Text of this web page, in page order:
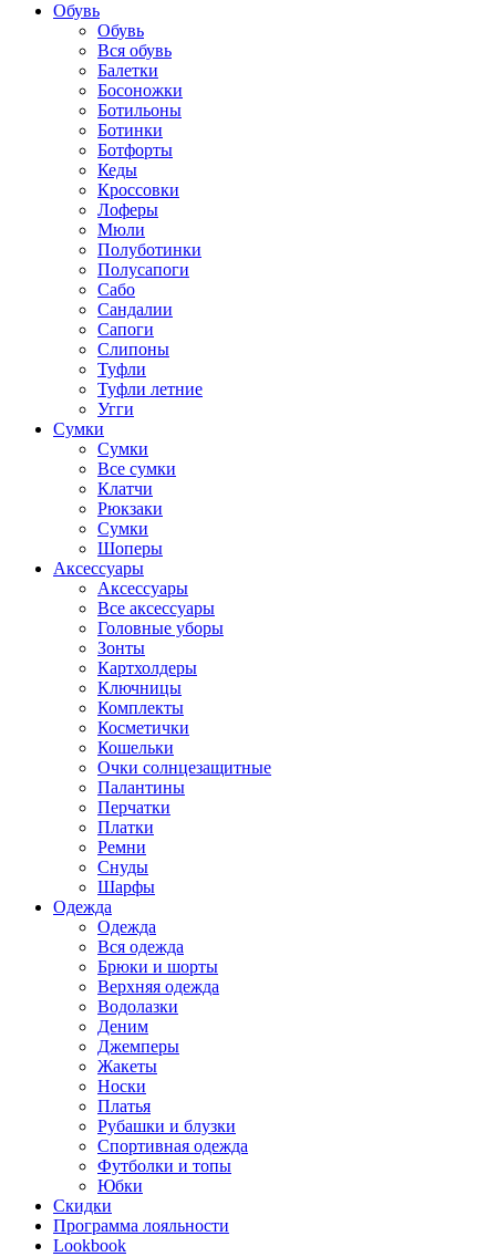
Обувь
Обувь
Вся обувь
Балетки
Босоножки
Ботильоны
Ботинки
Ботфорты
Кеды
Кроссовки
Лоферы
Мюли
Полуботинки
Полусапоги
Сабо
Сандалии
Сапоги
Слипоны
Туфли
Туфли летние
Угги
Сумки
Сумки
Все сумки
Клатчи
Рюкзаки
Сумки
Шоперы
Аксессуары
Аксессуары
Все аксессуары
Головные уборы
Зонты
Картхолдеры
Ключницы
Комплекты
Косметички
Кошельки
Очки солнцезащитные
Палантины
Перчатки
Платки
Ремни
Снуды
Шарфы
Одежда
Одежда
Вся одежда
Брюки и шорты
Верхняя одежда
Водолазки
Деним
Джемперы
Жакеты
Носки
Платья
Рубашки и блузки
Спортивная одежда
Футболки и топы
Юбки
Скидки
Программа лояльности
Lookbook